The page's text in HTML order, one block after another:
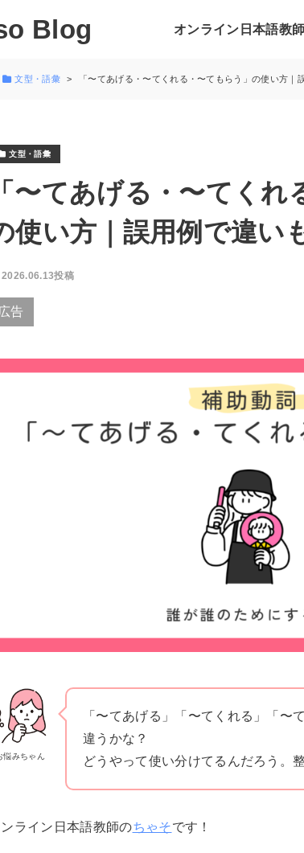
Blog オンライン日本語教
文型・語彙 「〜てあげる・〜てくれる・〜てもらう」の使い方｜
文型・語彙
「〜てあげる・〜てくれ
使い方｜誤用例で違い
2026.06.13投稿
広告
悩みちゃん
「〜てあげる」「〜てくれる」「〜
違うかな？
どうやって使い分けてるんだろう。
ライン日本語教師のちゃそです！